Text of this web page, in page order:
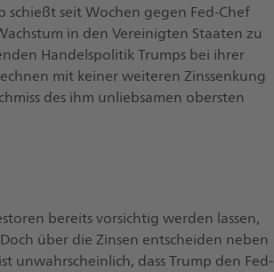
schießt seit Wochen gegen Fed-Chef
in den Vereinigten Staaten zu
Handelspolitik Trumps bei ihrer
mit keiner weiteren Zinssenkung
des ihm unliebsamen obersten
bereits vorsichtig werden lassen,
über die Zinsen entscheiden neben
unwahrscheinlich, dass Trump den Fed-